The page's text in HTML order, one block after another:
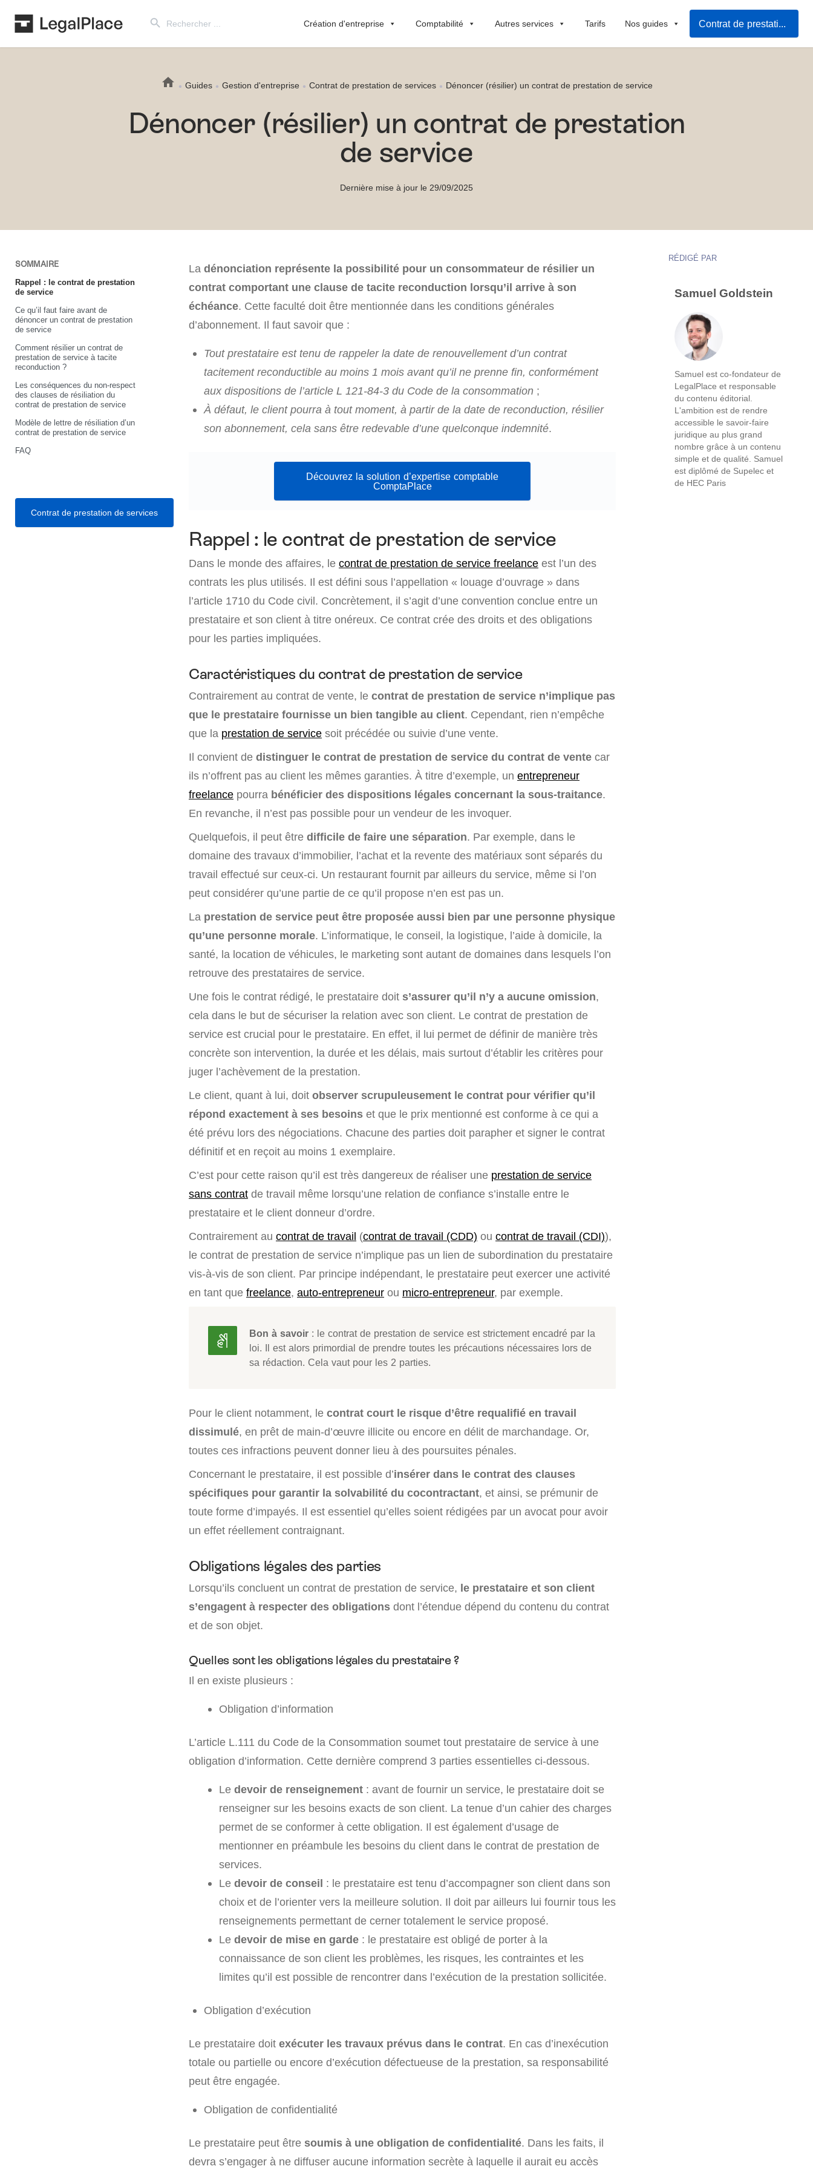
for:
Création d'entreprise Comptabilité Autres services Tarifs Nos guides Contrat de prestation de services
Guides Gestion d'entreprise Contrat de prestation de services Dénoncer (résilier) un contrat de prestation de service
Dénoncer (résilier) un contrat de prestation
de service
Dernière mise à jour le 29/09/2025
SOMMAIRE
Rappel : le contrat de prestation
de service
Ce qu’il faut faire avant de
dénoncer un contrat de prestation
de service
Comment résilier un contrat de
prestation de service à tacite
reconduction ?
Les conséquences du non-respect
des clauses de résiliation du
contrat de prestation de service
Modèle de lettre de résiliation d’un
contrat de prestation de service
FAQ
Contrat de prestation de services
La dénonciation représente la possibilité pour un consommateur de résilier un
contrat comportant une clause de tacite reconduction lorsqu’il arrive à son
échéance. Cette faculté doit être mentionnée dans les conditions générales
d’abonnement. Il faut savoir que :
Tout prestataire est tenu de rappeler la date de renouvellement d’un contrat
tacitement reconductible au moins 1 mois avant qu’il ne prenne fin, conformément
aux dispositions de l’article L 121-84-3 du Code de la consommation ;
À défaut, le client pourra à tout moment, à partir de la date de reconduction, résilier
son abonnement, cela sans être redevable d’une quelconque indemnité.
Découvrez la solution d’expertise comptable
ComptaPlace
Rappel : le contrat de prestation de service
Dans le monde des affaires, le contrat de prestation de service freelance est l’un des
contrats les plus utilisés. Il est défini sous l’appellation « louage d’ouvrage » dans
l’article 1710 du Code civil. Concrètement, il s’agit d’une convention conclue entre un
prestataire et son client à titre onéreux. Ce contrat crée des droits et des obligations
pour les parties impliquées.
Caractéristiques du contrat de prestation de service
Contrairement au contrat de vente, le contrat de prestation de service n’implique pas
que le prestataire fournisse un bien tangible au client. Cependant, rien n’empêche
que la prestation de service soit précédée ou suivie d’une vente.
Il convient de distinguer le contrat de prestation de service du contrat de vente car
ils n’offrent pas au client les mêmes garanties. À titre d’exemple, un entrepreneur
freelance pourra bénéficier des dispositions légales concernant la sous-traitance.
En revanche, il n’est pas possible pour un vendeur de les invoquer.
Quelquefois, il peut être difficile de faire une séparation. Par exemple, dans le
domaine des travaux d’immobilier, l’achat et la revente des matériaux sont séparés du
travail effectué sur ceux-ci. Un restaurant fournit par ailleurs du service, même si l’on
peut considérer qu’une partie de ce qu’il propose n’en est pas un.
La prestation de service peut être proposée aussi bien par une personne physique
qu’une personne morale. L’informatique, le conseil, la logistique, l’aide à domicile, la
santé, la location de véhicules, le marketing sont autant de domaines dans lesquels l’on
retrouve des prestataires de service.
Une fois le contrat rédigé, le prestataire doit s’assurer qu’il n’y a aucune omission,
cela dans le but de sécuriser la relation avec son client. Le contrat de prestation de
service est crucial pour le prestataire. En effet, il lui permet de définir de manière très
concrète son intervention, la durée et les délais, mais surtout d’établir les critères pour
juger l’achèvement de la prestation.
Le client, quant à lui, doit observer scrupuleusement le contrat pour vérifier qu’il
répond exactement à ses besoins et que le prix mentionné est conforme à ce qui a
été prévu lors des négociations. Chacune des parties doit parapher et signer le contrat
définitif et en reçoit au moins 1 exemplaire.
C’est pour cette raison qu’il est très dangereux de réaliser une prestation de service
sans contrat de travail même lorsqu’une relation de confiance s’installe entre le
prestataire et le client donneur d’ordre.
Contrairement au contrat de travail (contrat de travail (CDD) ou contrat de travail (CDI)),
le contrat de prestation de service n’implique pas un lien de subordination du prestataire
vis-à-vis de son client. Par principe indépendant, le prestataire peut exercer une activité
en tant que freelance, auto-entrepreneur ou micro-entrepreneur, par exemple.
Bon à savoir : le contrat de prestation de service est strictement encadré par la
loi. Il est alors primordial de prendre toutes les précautions nécessaires lors de
sa rédaction. Cela vaut pour les 2 parties.
Pour le client notamment, le contrat court le risque d’être requalifié en travail
dissimulé, en prêt de main-d’œuvre illicite ou encore en délit de marchandage. Or,
toutes ces infractions peuvent donner lieu à des poursuites pénales.
Concernant le prestataire, il est possible d’insérer dans le contrat des clauses
spécifiques pour garantir la solvabilité du cocontractant, et ainsi, se prémunir de
toute forme d’impayés. Il est essentiel qu’elles soient rédigées par un avocat pour avoir
un effet réellement contraignant.
Obligations légales des parties
Lorsqu’ils concluent un contrat de prestation de service, le prestataire et son client
s’engagent à respecter des obligations dont l’étendue dépend du contenu du contrat
et de son objet.
Quelles sont les obligations légales du prestataire ?
Il en existe plusieurs :
Obligation d’information
L’article L.111 du Code de la Consommation soumet tout prestataire de service à une
obligation d’information. Cette dernière comprend 3 parties essentielles ci-dessous.
Le devoir de renseignement : avant de fournir un service, le prestataire doit se
renseigner sur les besoins exacts de son client. La tenue d’un cahier des charges
permet de se conformer à cette obligation. Il est également d’usage de
mentionner en préambule les besoins du client dans le contrat de prestation de
services.
Le devoir de conseil : le prestataire est tenu d’accompagner son client dans son
choix et de l’orienter vers la meilleure solution. Il doit par ailleurs lui fournir tous les
renseignements permettant de cerner totalement le service proposé.
Le devoir de mise en garde : le prestataire est obligé de porter à la
connaissance de son client les problèmes, les risques, les contraintes et les
limites qu’il est possible de rencontrer dans l’exécution de la prestation sollicitée.
Obligation d’exécution
Le prestataire doit exécuter les travaux prévus dans le contrat. En cas d’inexécution
totale ou partielle ou encore d’exécution défectueuse de la prestation, sa responsabilité
peut être engagée.
Obligation de confidentialité
Le prestataire peut être soumis à une obligation de confidentialité. Dans les faits, il
devra s’engager à ne diffuser aucune information secrète à laquelle il aurait eu accès
RÉDIGÉ PAR
Samuel Goldstein
Samuel est co-fondateur de
LegalPlace et responsable
du contenu éditorial.
L'ambition est de rendre
accessible le savoir-faire
juridique au plus grand
nombre grâce à un contenu
simple et de qualité. Samuel
est diplômé de Supelec et
de HEC Paris